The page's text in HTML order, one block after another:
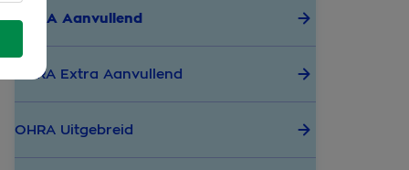
OHRA Aanvullend
OHRA Extra Aanvullend
OHRA Uitgebreid